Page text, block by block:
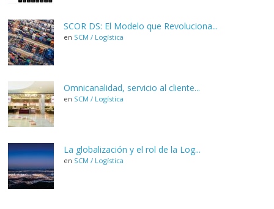
SCOR DS: El Modelo que Revoluciona...
en SCM / Logística
Omnicanalidad, servicio al cliente...
en SCM / Logística
La globalización y el rol de la Log...
en SCM / Logística